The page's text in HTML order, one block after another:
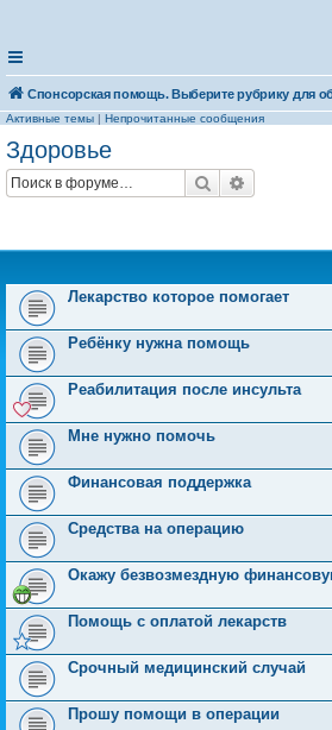
Спонсорская помощь. Выберите рубрику для
Активные темы | Непрочитанные сообщения
Здоровье
Поиск
Лекарство которое помогает
Ребёнку нужна помощь
Реабилитация после инсульта
Мне нужно помочь
Финансовая поддержка
Средства на операцию
Окажу безвозмездную
Помощь с оплатой лекарств
Срочный медицинский случай
Прошу помощи в операции